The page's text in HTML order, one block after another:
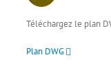
Téléchargez le plan
Plan DWG